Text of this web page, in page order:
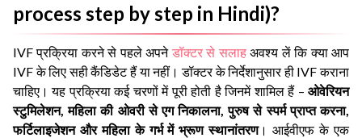
process step by step in Hindi)?
IVF प्रक्रिया करने से पहले अपने डॉक्टर से सलाहअवश्य लें कि क्या आप
IVF के लिए सही कैंडिडेट हैं या नहीं। डॉक्टर के निर्देशानुसार ही IVF कराना
चाहिए। यह प्रक्रिया कई चरणों में पूरी होती है जिनमें शामिल हैं – ओवेरियन
स्टुमिलेशन, महिला की ओवरी से एग निकालना, पुरुष से स्पर्म प्राप्त करना,
फर्टिलाइजेशन और महिला के गर्भ में भ्रूण स्थानांतरण। आईवीएफ के एक